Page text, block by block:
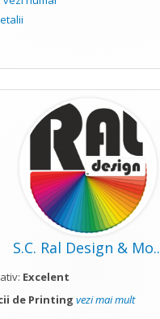
S.C. Ral Design &
Excelent
de Printing vezi mai mult